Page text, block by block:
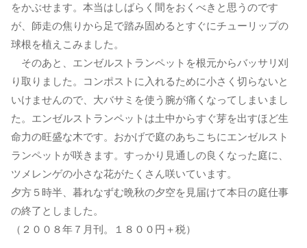
をかぶせます。本当はしばらく間をおくべきと思うのです
が、師走の焦りから足で踏み固めるとすぐにチューリップの
球根を植えこみました。
そのあと、エンゼルストランペットを根元からバッサリ刈
り取りました。コンポストに入れるために小さく切らないと
いけませんので、大バサミを使う腕が痛くなってしまいまし
た。エンゼルストランペットは土中からすぐ芽を出すほど生
命力の旺盛な木です。おかげで庭のあちこちにエンゼルスト
ランペットが咲きます。すっかり見通しの良くなった庭に、
ツメレンゲの小さな花がたくさん咲いています。
夕方５時半、暮れなずむ晩秋の夕空を見届けて本日の庭仕事
の終了としました。
（２００８年７月刊。１８００円＋税）